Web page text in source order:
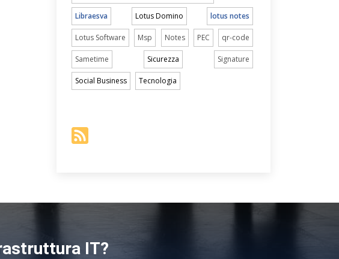
Libraesva Lotus Domino lotus notes
Lotus Software Msp Notes PEC qr-code
Sametime Sicurezza Signature
Social Business Tecnologia
IT?